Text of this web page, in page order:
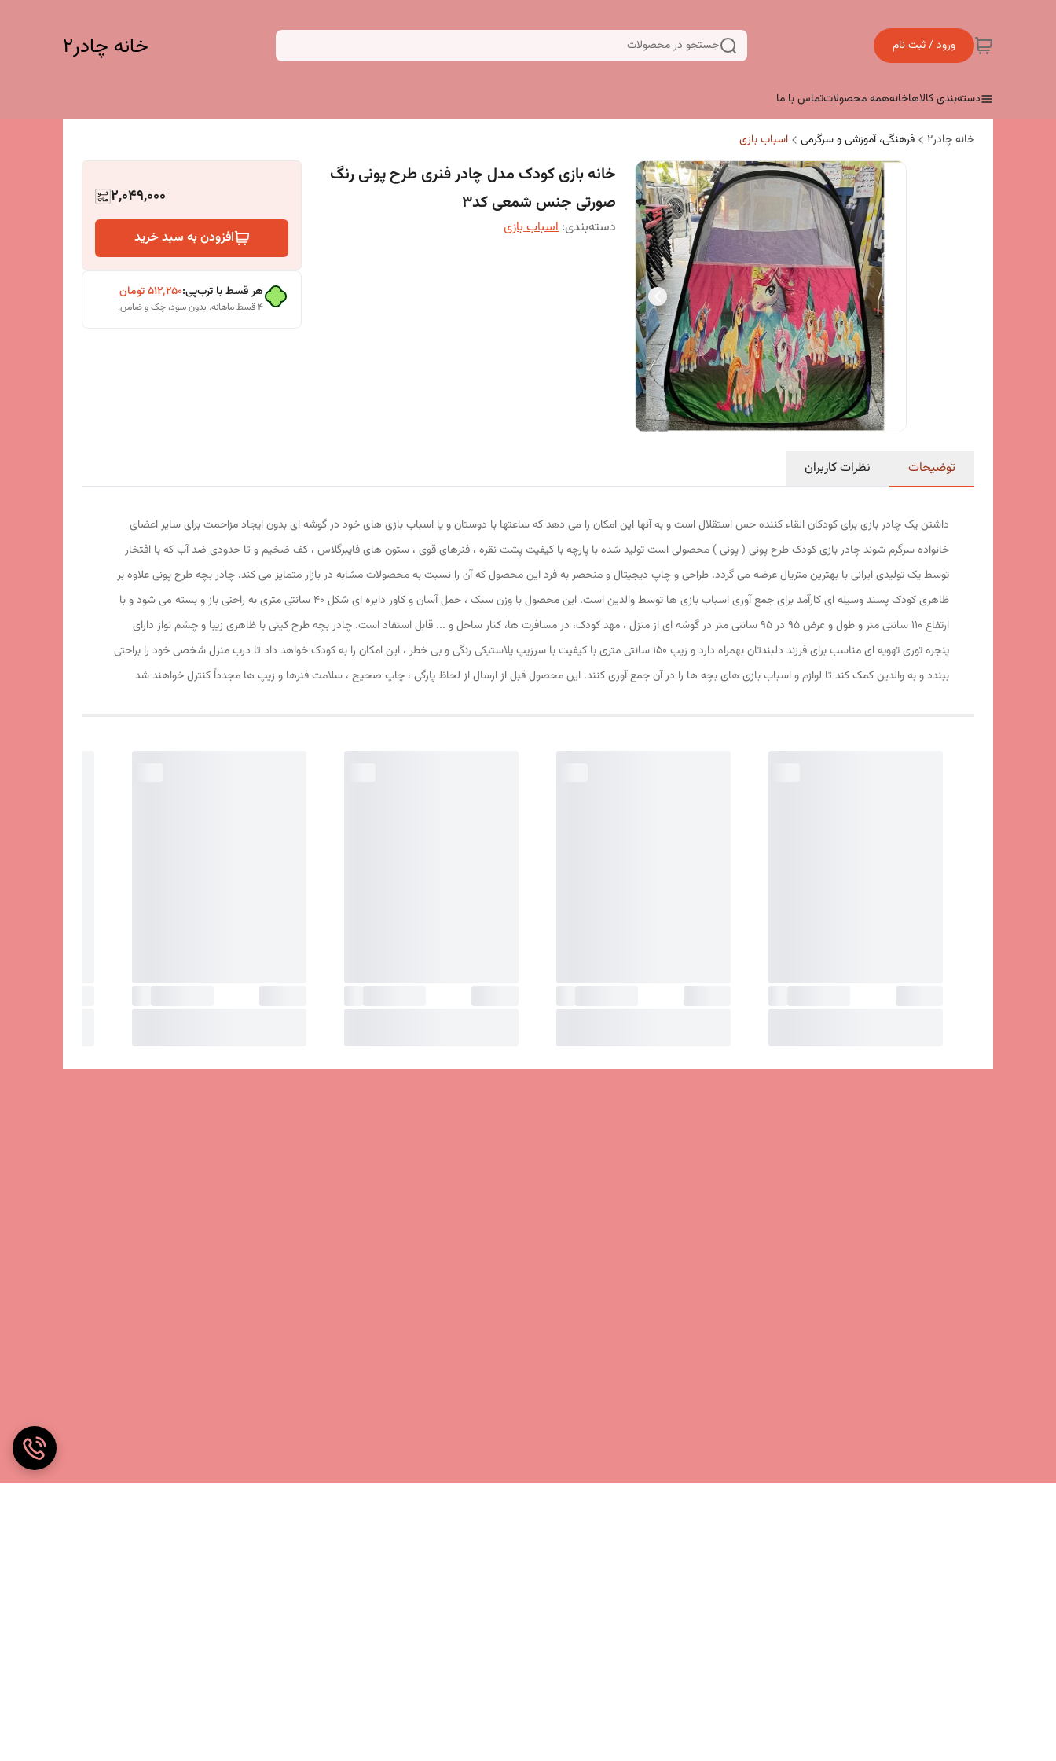
ورود / ثبت نام جستجو در محصولات خانه چادر۲
دسته‌بندی کالاهاخانههمه محصولاتتماس با ما
خانه چادر۲ فرهنگی، آموزشی و سرگرمی اسباب بازی
خانه بازی کودک مدل چادر فنری طرح پونی رنگ
صورتی جنس شمعی کد3
دسته‌بندی:اسباب بازی
2,049,000
افزودن به سبد خرید
هر قسط با ترب‌پی:۵۱۲٬۲۵۰تومان
۴ قسط ماهانه. بدون سود، چک و ضامن.
توضیحات نظرات کاربران
داشتن یک چادر بازی برای کودکان القاء کننده حس استقلال است و به آنها این امکان را می دهد که ساعتها با دوستان و یا اسباب بازی های خود در گوشه ای بدون ایجاد مزاحمت برای سایر اعضای
خانواده سرگرم شوند چادر بازی کودک طرح پونی ( پونی ) محصولی است تولید شده با پارچه با کیفیت پشت نقره ، فنرهای قوی ، ستون های فایبرگلاس ، کف ضخیم و تا حدودی ضد آب که با افتخار
توسط یک تولیدی ایرانی با بهترین متریال عرضه می گردد. طراحی و چاپ دیجیتال و منحصر به فرد این محصول که آن را نسبت به محصولات مشابه در بازار متمایز می کند. چادر بچه طرح پونی علاوه بر
ظاهری کودک پسند وسیله ای کارآمد برای جمع آوری اسباب بازی ها توسط والدین است. این محصول با وزن سبک ، حمل آسان و کاور دایره ای شکل 40 سانتی متری به راحتی باز و بسته می شود و با
ارتفاع 110 سانتی متر و طول و عرض 95 در 95 سانتی متر در گوشه ای از منزل ، مهد کودک، در مسافرت ها، کنار ساحل و ... قابل استفاد است. چادر بچه طرح کیتی با ظاهری زیبا و چشم نواز دارای
پنجره توری تهویه ای مناسب برای فرزند دلبندتان بهمراه دارد و زیپ 150 سانتی متری با کیفیت با سرزیپ پلاستیکی رنگی و بی خطر ، این امکان را به کودک خواهد داد تا درب منزل شخصی خود را براحتی
ببندد و به والدین کمک کند تا لوازم و اسباب بازی های بچه ها را در آن جمع آوری کنند. این محصول قبل از ارسال از لحاظ پارگی ، چاپ صحیح ، سلامت فنرها و زیپ ها مجدداً کنترل خواهند شد